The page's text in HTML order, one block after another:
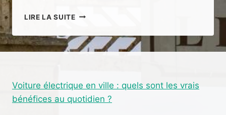
LIRE LA SUITEAVIS
LA
PEINTURE
PERFORMANCE
ET
Voiture électrique en ville : quels sont les vrais
bénéfices au quotidien ?